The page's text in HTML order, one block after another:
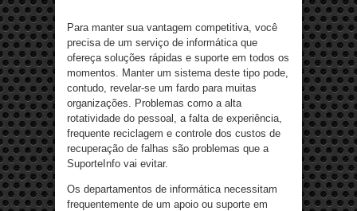
Para manter sua vantagem competitiva, você
precisa de um serviço de informática que
ofereça soluções rápidas e suporte em todos os
momentos. Manter um sistema deste tipo pode,
contudo, revelar-se um fardo para muitas
organizações. Problemas como a alta
rotatividade do pessoal, a falta de experiência,
frequente reciclagem e controle dos custos de
recuperação de falhas são problemas que a
SuporteInfo vai evitar.
Os departamentos de informática necessitam
frequentemente de um apoio ou suporte em